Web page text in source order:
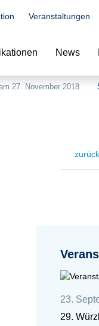
Veranstaltungen
News
27. November 2018
23.
29.